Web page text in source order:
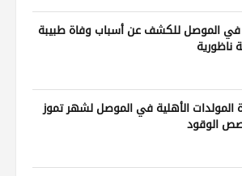
الموصل للكشف عن أسباب وفاة طبيبة
ناظورية
الأهلية في الموصل لشهر تموز
الوقود